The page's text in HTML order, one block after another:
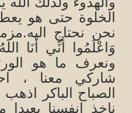
الخلوة حتى هو
وَاعْلَمُوا أَنِّي أَنَا
ونعرف ما هو
شاركي معنا ،
الصباح الباكر
ناخذ انفسنا